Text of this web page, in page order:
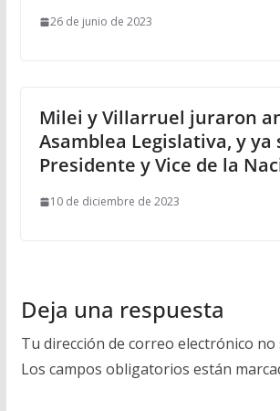
26 de junio de 2023
Milei y Villarruel juraron
Asamblea Legislativa, y ya
Presidente y Vice de la
10 de diciembre de 2023
Deja una respuesta
Tu dirección de correo electrónico no
Los campos obligatorios están